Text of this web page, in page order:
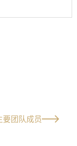
要团队成员